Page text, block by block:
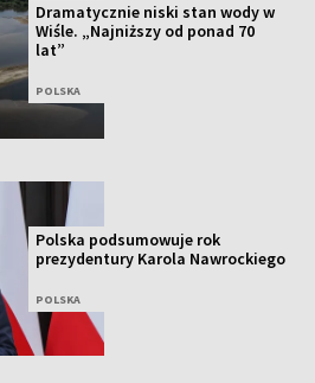
Dramatycznie niski stan wody w
Wiśle. „Najniższy od ponad 70
lat”
POLSKA
Polska podsumowuje rok
prezydentury Karola Nawrockiego
POLSKA